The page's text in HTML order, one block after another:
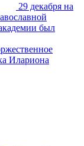
29 декабря на
был
Илариона